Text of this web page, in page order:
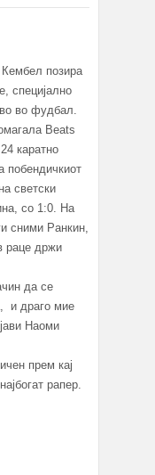
позира
специјално
во фудбал.
Beats
каратно
побендичкиот
светски
со 1:0. На
сними Ранкин,
раце држи
да се
и драго мие
Наоми
прем кај
рапер.